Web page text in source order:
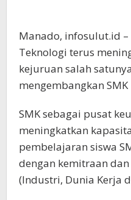
Manado, infosulut.id
Teknologi terus
kejuruan salah
mengembangkan
SMK sebagai pusat
meningkatkan
pembelajaran siswa
dengan kemitraan
(Industri, Dunia Kerja